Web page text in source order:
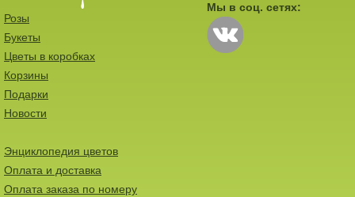
Мы в соц. сетях:
Розы
Букеты
Цветы в коробках
Корзины
Подарки
Новости
Энциклопедия цветов
Оплата и доставка
Оплата заказа по номеру